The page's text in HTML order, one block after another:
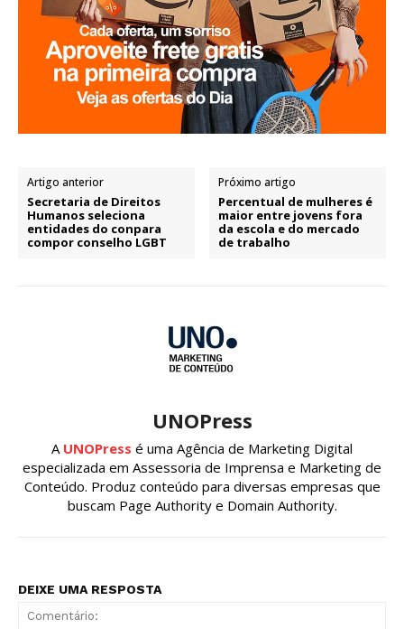
Artigo anterior
Secretaria de Direitos
Humanos seleciona
entidades do conpara
compor conselho LGBT
Próximo artigo
Percentual de mulheres é
maior entre jovens fora
da escola e do mercado
de trabalho
UNOPress
A UNOPress é uma Agência de Marketing Digital
especializada em Assessoria de Imprensa e Marketing de
Conteúdo. Produz conteúdo para diversas empresas que
buscam Page Authority e Domain Authority.
DEIXE UMA RESPOSTA